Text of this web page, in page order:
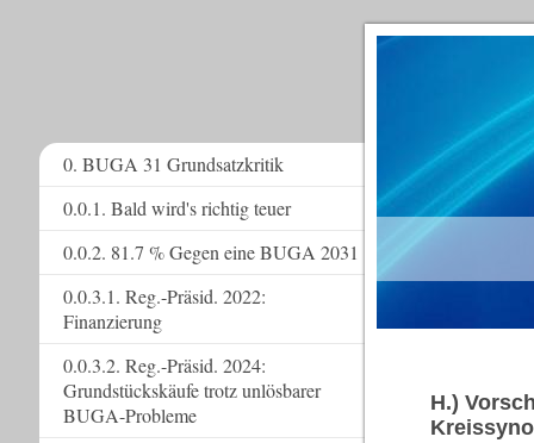
H.)
0. BUGA 31 Grundsatzkritik
0.0.1. Bald wird's richtig teuer
0.0.2. 81.7 % Gegen eine BUGA 2031
0.0.3.1. Reg.-Präsid. 2022:
Finanzierung
0.0.3.2. Reg.-Präsid. 2024:
Grundstückskäufe trotz unlösbarer
BUGA-Probleme